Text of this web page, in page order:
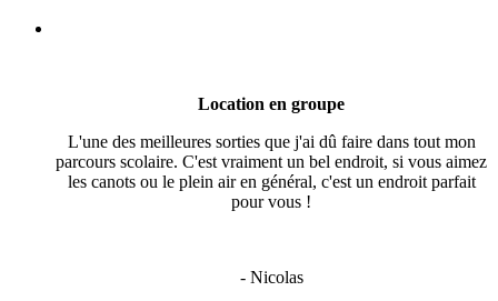
Location en groupe
L'une des meilleures sorties que j'ai dû faire dans tout mon
parcours scolaire. C'est vraiment un bel endroit, si vous aimez
les canots ou le plein air en général, c'est un endroit parfait
pour vous !
- Nicolas